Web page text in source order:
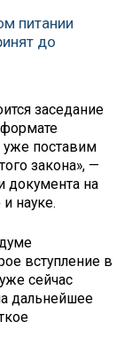
питании
до
заседание
поставим
закона», —
документа на
науке.
вступление в
сейчас
дальнейшее